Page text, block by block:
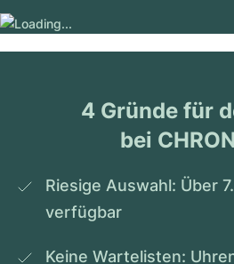
4 Gründe für
bei
Riesige Auswahl: Über
verfügbar
Keine Wartelisten: